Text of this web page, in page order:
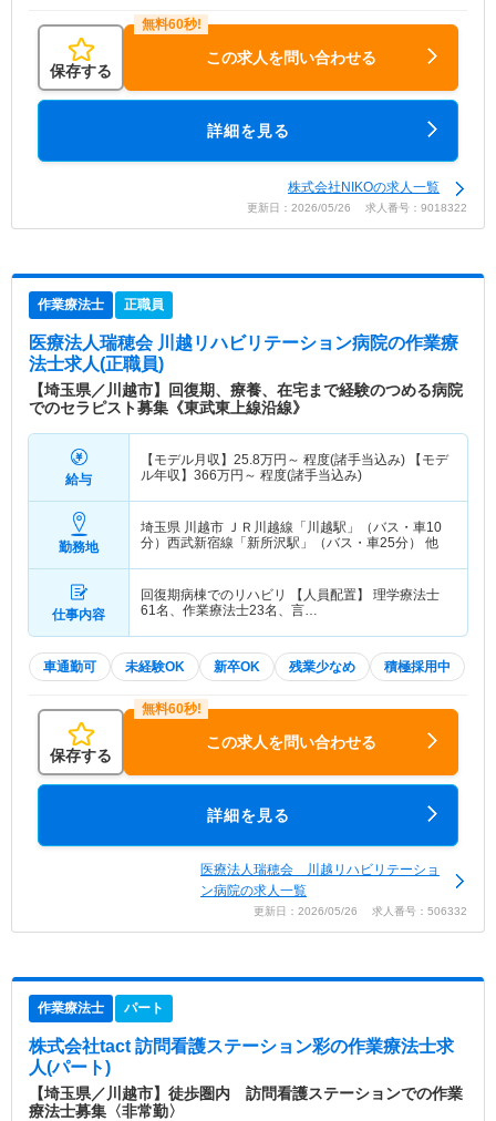
保存する
この求人を問い合わせる
詳細を見る
株式会社NIKOの求人一覧
更新日：2026/05/26 求人番号：9018322
作業療法士 正職員
医療法人瑞穂会 川越リハビリテーション病院の作業療
法士求人(正職員)
【埼玉県／川越市】回復期、療養、在宅まで経験のつめる病院
でのセラピスト募集《東武東上線沿線》
給与
【モデル月収】 25.8万円～ 程度(諸手当込み) 【モデ
ル年収】 366万円～ 程度(諸手当込み)
勤務地
埼玉県 川越市 ＪＲ川越線「川越駅」（バス・車10
分）西武新宿線「新所沢駅」（バス・車25分） 他
仕事内容
回復期病棟でのリハビリ 【人員配置】 理学療法士
61名、作業療法士23名、言…
車通勤可 未経験OK 新卒OK 残業少なめ 積極採用中
保存する
この求人を問い合わせる
詳細を見る
医療法人瑞穂会 川越リハビリテーショ
ン病院の求人一覧
更新日：2026/05/26 求人番号：506332
作業療法士 パート
株式会社tact 訪問看護ステーション彩の作業療法士求
人(パート)
【埼玉県／川越市】徒歩圏内 訪問看護ステーションでの作業
療法士募集〈非常勤〉